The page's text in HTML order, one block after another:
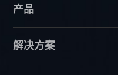
产品
解决方案